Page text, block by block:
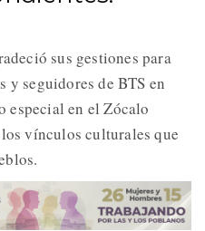
sus gestiones para
y seguidores de BTS en
especial en el Zócalo
vínculos culturales que